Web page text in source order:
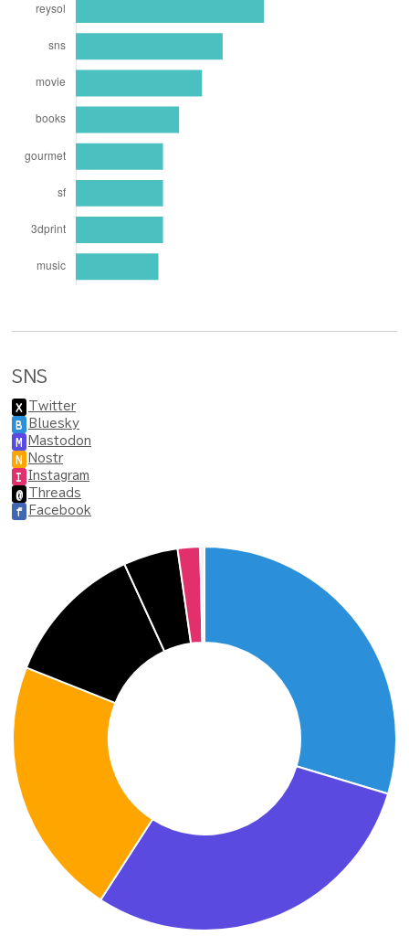
SNS
X Twitter
B Bluesky
M Mastodon
N Nostr
I Instagram
@ Threads
f Facebook